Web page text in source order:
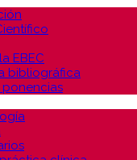
EBEC
bibliográfica
ponencias